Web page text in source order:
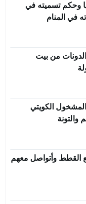
وحكم تسميته في
في المنام
من بيت
الكويتي
والتونة
القطط وأتواصل معهم